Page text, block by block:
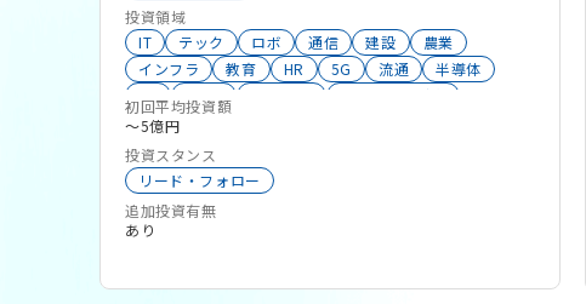
Exit設計に至るまで、一貫した伴走支援を実施。 さ
らに、オープンイノベーションの推進役として、大
企業との技術連携やアライアンス創出、新規事業探
索といった「外部知との接続」の機会を提供し、経
済的リターンと戦略的価値の双方を実現する共創の
場を築いています。
投資領域
IT
テック ロボ 通信 建設
農業
インフラ
教育 HR 5G 流通
半導体
CASE
オンライン融資
スタートアップ
データサイエンス
ベンチャー
建設
画像AI
認証技術
不動産
初回平均投資額
〜5億円
投資スタンス
リード・フォロー
追加投資有無
あり